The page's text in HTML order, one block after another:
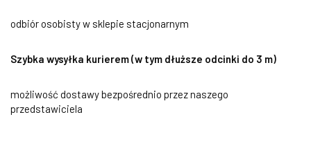
odbiór osobisty w sklepie stacjonarnym
Szybka wysyłka kurierem (w tym dłuższe odcinki do 3 m)
możliwość dostawy bezpośrednio przez naszego
przedstawiciela